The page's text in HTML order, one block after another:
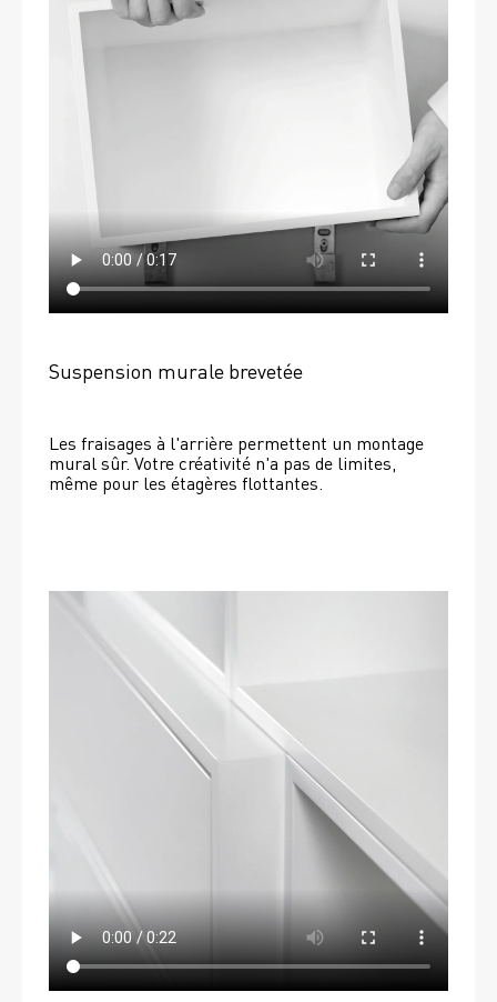
Suspension murale brevetée
Les fraisages à l'arrière permettent un montage
mural sûr. Votre créativité n'a pas de limites,
même pour les étagères flottantes.